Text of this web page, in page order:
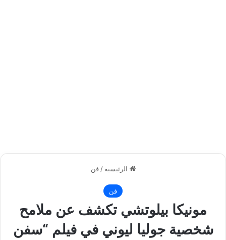
الرئيسية / فن
فن
مونيكا بيلوتشي تكشف عن ملامح
شخصية جوليا ليوني في فيلم “سفن